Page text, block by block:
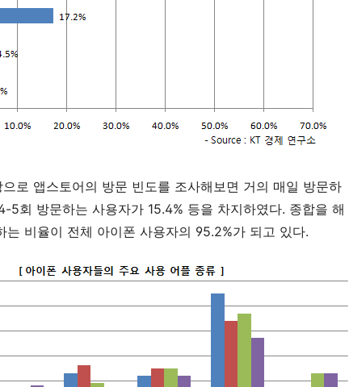
로 앱스토어의 방문 빈도를 조사해보면 거의 매일 방문하
5회 방문하는 사용자가 15.4% 등을 차지하였다. 종합을 해
는 비율이 전체 아이폰 사용자의 95.2%가 되고 있다.